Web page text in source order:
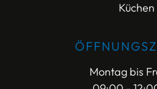
Küchen
Montag bis